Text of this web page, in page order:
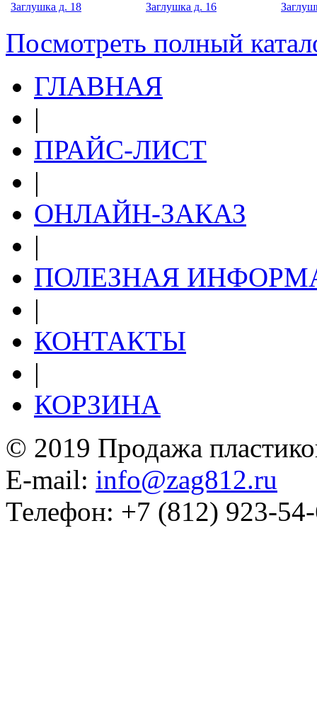
Заглушка д. 18 Заглушка д. 16
Посмотреть полный
ГЛАВНАЯ
|
ПРАЙС-ЛИСТ
|
ОНЛАЙН-ЗАКАЗ
|
ПОЛЕЗНАЯ
|
КОНТАКТЫ
|
КОРЗИНА
© 2019 Продажа
E-mail: info@zag812.ru
Телефон: +7 (812) 923-